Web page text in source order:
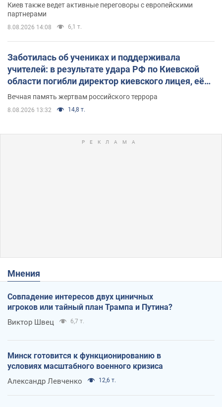
Киев также ведет активные переговоры с европейскими
партнерами
8.08.2026 14:08 6,1 т.
Заботилась об учениках и поддерживала
учителей: в результате удара РФ по Киевской
области погибли директор киевского лицея, её
муж и внук
Вечная память жертвам российского террора
8.08.2026 13:32 14,8 т.
Мнения
Совпадение интересов двух циничных
игроков или тайный план Трампа и Путина?
Виктор Швец 6,7 т.
Минск готовится к функционированию в
условиях масштабного военного кризиса
Александр Левченко 12,6 т.